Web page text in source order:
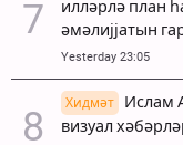
илләрлә план
әмәлијјатын
Yesterday 23:05
Хидмәт
Ислам
визуал